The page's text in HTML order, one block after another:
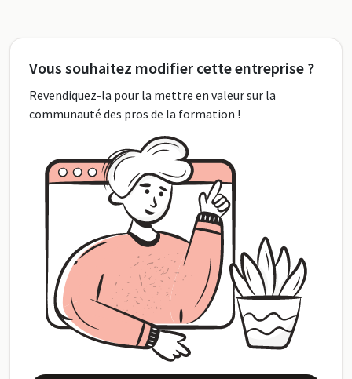
Vous souhaitez modifier cette entreprise ?
Revendiquez-la pour la mettre en valeur sur la
communauté des pros de la formation !